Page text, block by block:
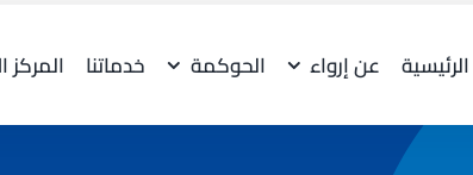
الرئيسية عن إرواء الحوكمة خدماتنا المركز